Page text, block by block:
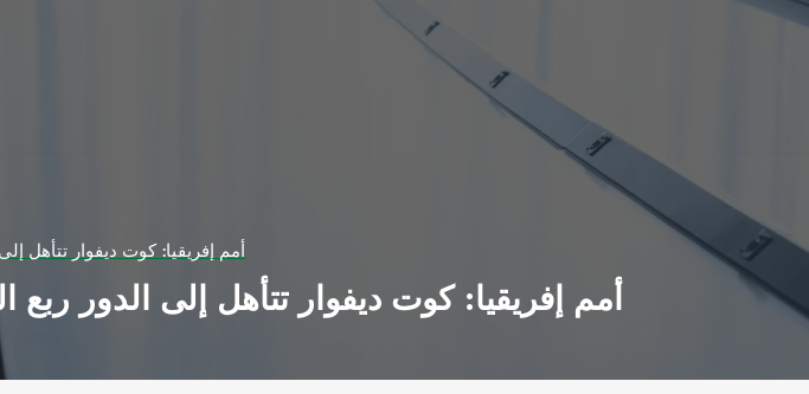
أمم إفريقيا: كوت ديفوار تتأهل
أمم إفريقيا: كوت ديفوار تتأهل إلى الدور ربع